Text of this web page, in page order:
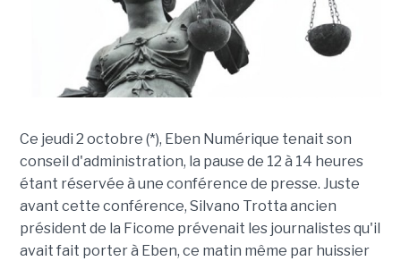
Ce jeudi 2 octobre (*), Eben Numérique tenait son
conseil d'administration, la pause de 12 à 14 heures
étant réservée à une conférence de presse. Juste
avant cette conférence, Silvano Trotta ancien
président de la Ficome prévenait les journalistes qu'il
avait fait porter à Eben, ce matin même par huissier